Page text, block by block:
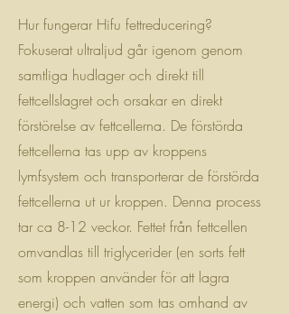
Hur fungerar Hifu fettreducering?
Fokuserat ultraljud går igenom genom
samtliga hudlager och direkt till
fettcellslagret och orsakar en direkt
förstörelse av fettcellerna. De förstörda
fettcellerna tas upp av kroppens
lymfsystem och transporterar de förstörda
fettcellerna ut ur kroppen. Denna process
tar ca 8-12 veckor. Fettet från fettcellen
omvandlas till triglycerider (en sorts fett
som kroppen använder för att lagra
energi) och vatten som tas omhand av